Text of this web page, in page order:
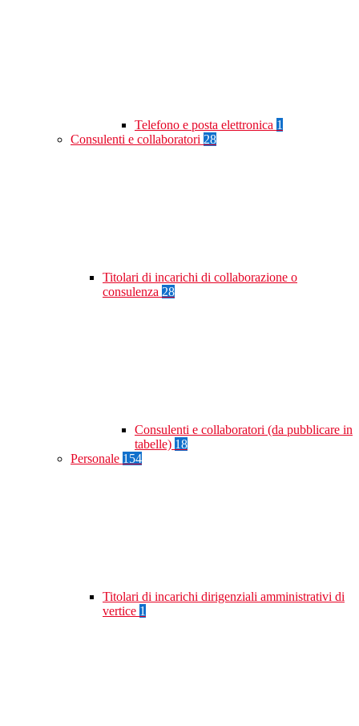
Telefono e posta elettronica 1
Consulenti e collaboratori 28
Titolari di incarichi di collaborazione o
consulenza 28
Consulenti e collaboratori (da pubblicare in
tabelle) 18
Personale 154
Titolari di incarichi dirigenziali amministrativi di
vertice 1